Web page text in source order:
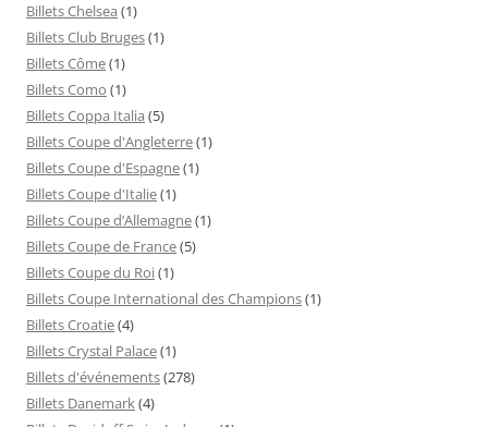
Billets Chelsea (1)
Billets Club Bruges(1)
Billets Côme(1)
Billets Como (1)
Billets Coppa Italia (5)
Billets Coupe d'Angleterre(1)
Billets Coupe d'Espagne(1)
Billets Coupe d'Italie(1)
Billets Coupe d’Allemagne(1)
Billets Coupe de France(5)
Billets Coupe du Roi(1)
Billets Coupe International des Champions(1)
Billets Croatie(4)
Billets Crystal Palace(1)
Billets d'événements(278)
Billets Danemark(4)